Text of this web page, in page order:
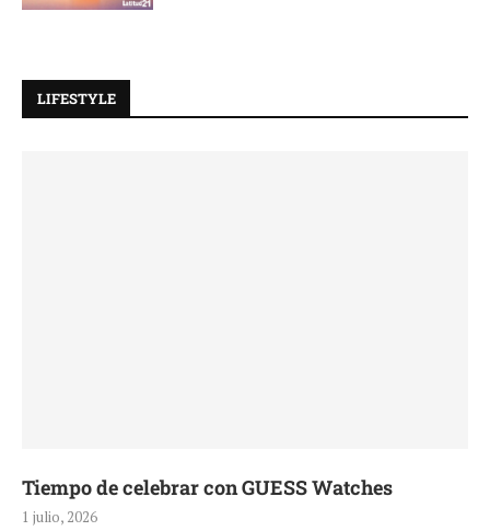
LIFESTYLE
Tiempo de celebrar con GUESS Watches
1 julio, 2026